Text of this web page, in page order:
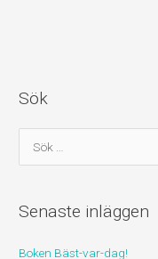
Sök
ö
e
Senaste inläggen
Boken Bäst-var-dag!